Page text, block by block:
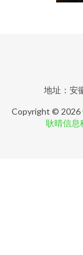
地址：安
Copyright © 2026
耿晴信息